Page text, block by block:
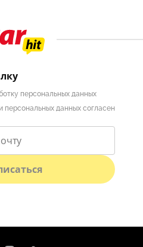
персональных данных
персональных данных согласен